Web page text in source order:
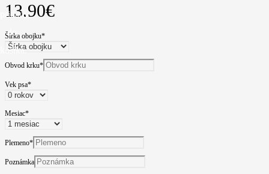
pridaný
do
košíka.
13.90€
Šírka obojku*
Obvod krku*
Vek psa*
Mesiac*
Plemeno*
Poznámka